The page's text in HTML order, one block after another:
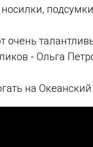
очень
- Ольга
на Океанский